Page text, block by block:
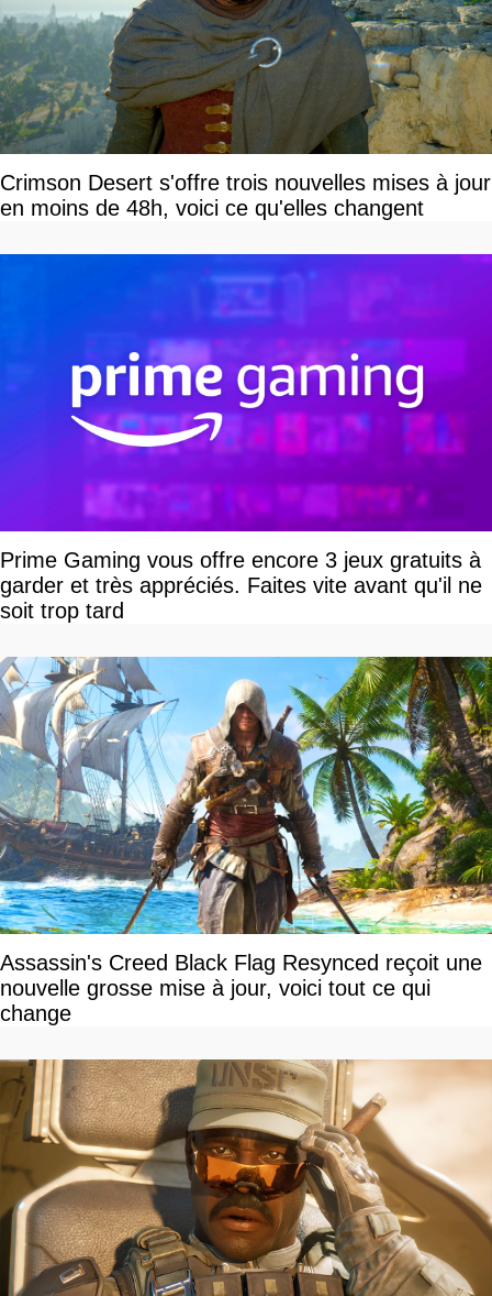
Crimson Desert s'offre trois nouvelles mises à jour
en moins de 48h, voici ce qu'elles changent
Prime Gaming vous offre encore 3 jeux gratuits à
garder et très appréciés. Faites vite avant qu'il ne
soit trop tard
Assassin's Creed Black Flag Resynced reçoit une
nouvelle grosse mise à jour, voici tout ce qui
change